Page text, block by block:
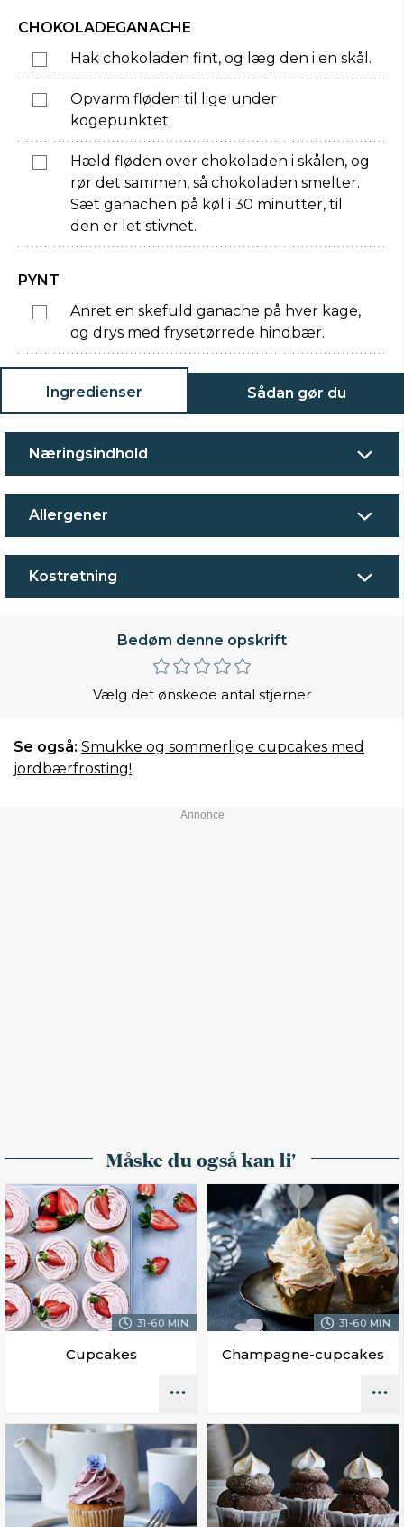
CHOKOLADEGANACHE
Hak chokoladen fint, og læg den i en skål.
Opvarm fløden til lige under
kogepunktet.
Hæld fløden over chokoladen i skålen, og
rør det sammen, så chokoladen smelter.
Sæt ganachen på køl i 30 minutter, til
den er let stivnet.
PYNT
Anret en skefuld ganache på hver kage,
og drys med frysetørrede hindbær.
Ingredienser Sådan gør du
Næringsindhold
Allergener
Kostretning
Bedøm denne opskrift
Vælg det ønskede antal stjerner
Se også: Smukke og sommerlige cupcakes med
jordbærfrosting!
Måske du også kan li'
31-60 MIN.
Cupcakes
31-60 MIN.
Champagne-cupcakes